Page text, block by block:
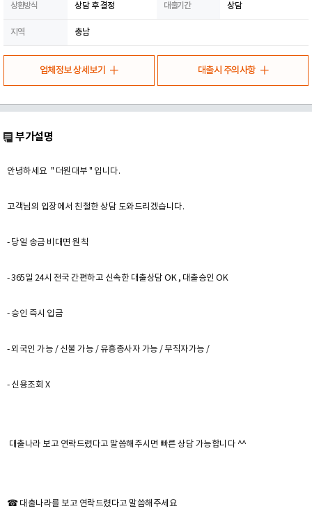
상환방식 상담 후 결정 대출기간 상담
지역 충남
업체정보 상세보기 대출시 주의사항
부가설명
안녕하세요 " 더원대부 " 입니다.
고객님의 입장에서 친철한 상담 도와드리겠습니다.
- 당일 송금 비대면 원칙
- 365일 24시 전국 간편하고 신속한 대출상담 OK , 대출승인 OK
- 승인 즉시 입금
- 외국인 가능 / 신불 가능 / 유흥종사자 가능 / 무직자가능 /
- 신용조회 X
대출나라 보고 연락드렸다고 말씀해주시면 빠른 상담 가능합니다 ^^
☎ 대출나라를 보고 연락드렸다고 말씀해주세요